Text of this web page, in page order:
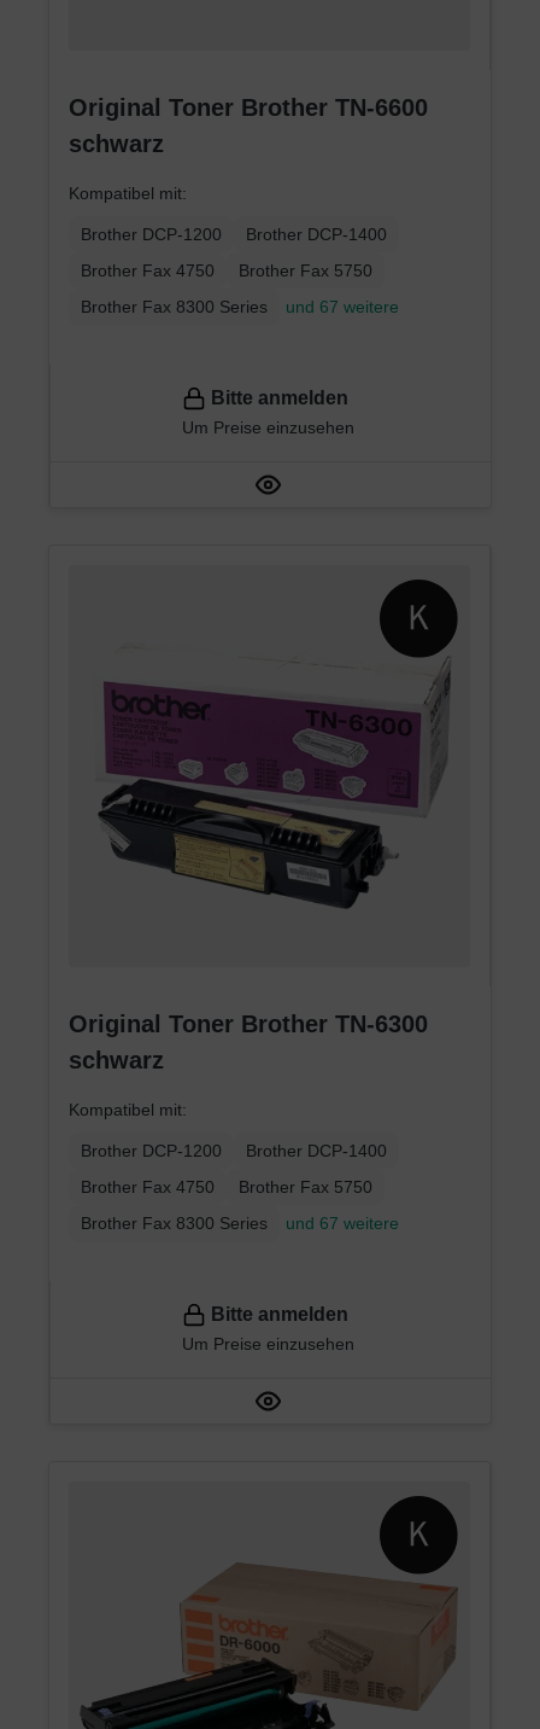
Original Toner Brother TN-6600
schwarz
Kompatibel mit:
Brother DCP-1200
Brother DCP-1400
Brother Fax 4750
Brother Fax 5750
Brother Fax 8300 Series
und 67 weitere
Bitte anmelden
Um Preise einzusehen
Original Toner Brother TN-6300
schwarz
Kompatibel mit:
Brother DCP-1200
Brother DCP-1400
Brother Fax 4750
Brother Fax 5750
Brother Fax 8300 Series
und 67 weitere
Bitte anmelden
Um Preise einzusehen